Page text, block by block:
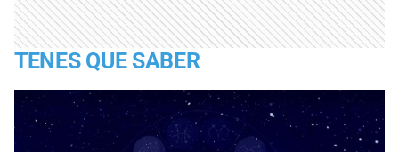
TENES QUE SABER